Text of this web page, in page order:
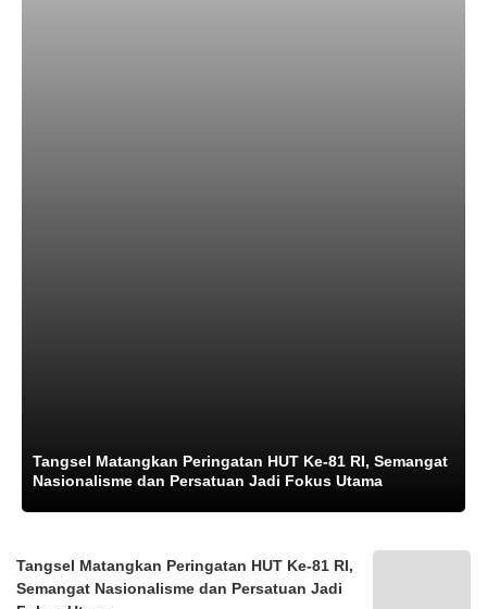
Tangsel Matangkan Peringatan HUT Ke-81 RI, Semangat
Nasionalisme dan Persatuan Jadi Fokus Utama
Tangsel Matangkan Peringatan HUT Ke-81 RI,
Semangat Nasionalisme dan Persatuan Jadi